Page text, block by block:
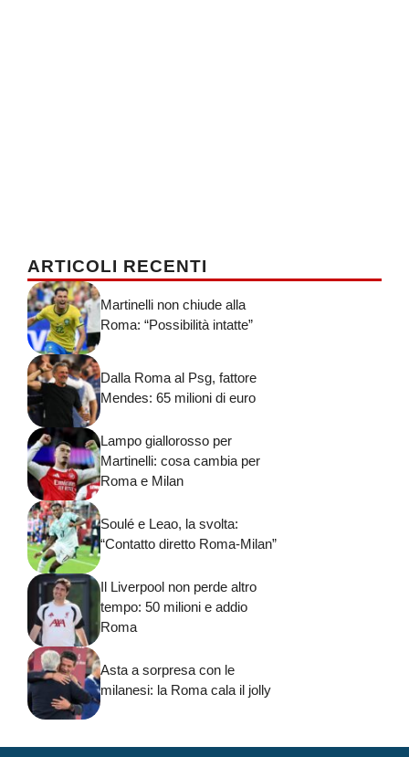
ARTICOLI RECENTI
Martinelli non chiude alla
Roma: “Possibilità intatte”
Dalla Roma al Psg, fattore
Mendes: 65 milioni di euro
Lampo giallorosso per
Martinelli: cosa cambia per
Roma e Milan
Soulé e Leao, la svolta:
“Contatto diretto Roma-Milan”
Il Liverpool non perde altro
tempo: 50 milioni e addio
Roma
Asta a sorpresa con le
milanesi: la Roma cala il jolly